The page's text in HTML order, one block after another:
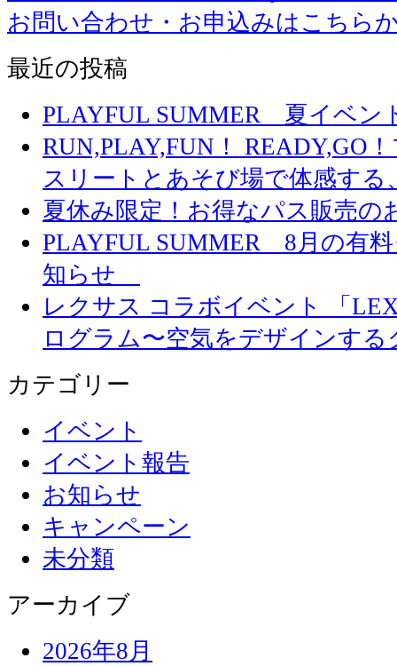
お問い合わせ・お申込みはこちら
最近の投稿
PLAYFUL SUMMER 夏イベ
RUN,PLAY,FUN！ READY,GO
スリートとあそび場で体感する
夏休み限定！お得なパス販売の
PLAYFUL SUMMER 8月の有
知らせ
レクサス コラボイベント 「
ログラム〜空気をデザインす
カテゴリー
イベント
イベント報告
お知らせ
キャンペーン
未分類
アーカイブ
2026年8月